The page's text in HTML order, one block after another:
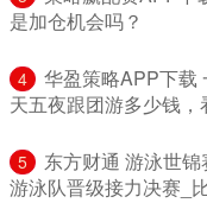
是加仓机会吗？
4
华盈策略APP下载
天五夜跟团游多少钱
5
东方财通 游泳世
游泳队晋级接力决赛_